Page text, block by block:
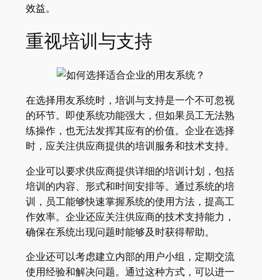
效益。
重视培训与支持
在选择用友系统时，培训与支持是一个不可忽视
的环节。即使系统功能强大，但如果员工无法熟
练操作，也无法发挥其应有的价值。企业在选择
时，应关注供应商提供的培训服务和技术支持。
企业可以要求供应商提供详细的培训计划，包括
培训的内容、形式和时间安排等。通过系统的培
训，员工能够快速掌握系统的使用方法，提高工
作效率。企业还应关注供应商的技术支持能力，
确保在系统出现问题时能够及时获得帮助。
企业还可以考虑建立内部的用户小组，定期交流
使用经验和解决问题。通过这种方式，可以进一